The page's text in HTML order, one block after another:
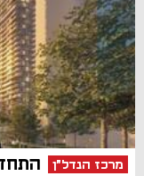
מרכז הנדל"ן